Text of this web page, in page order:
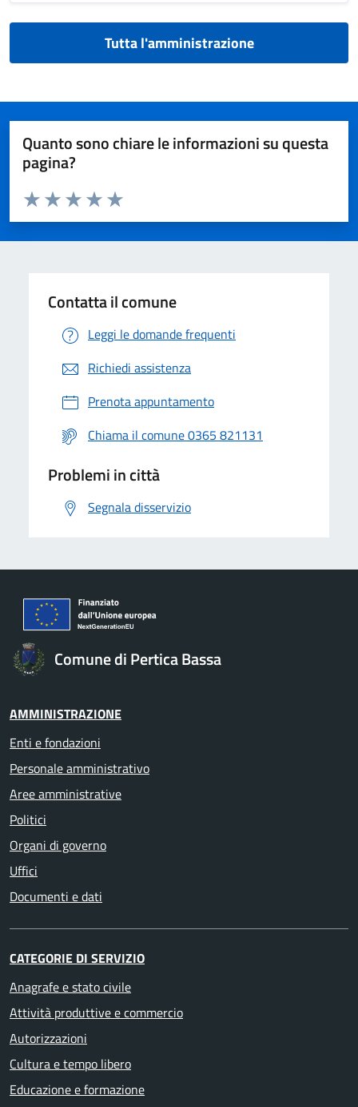
Tutta l'amministrazione
Quanto sono chiare le informazioni su questa
pagina?
Valuta da 1 a 5 stelle la pagina
Valuta 5 stelle su 5
Valuta 4 stelle su 5
Valuta 3 stelle su 5
Valuta 2 stelle su 5
Valuta 1 stelle su 5
Contatta il comune
Leggi le domande frequenti
Richiedi assistenza
Prenota appuntamento
Chiama il comune 0365 821131
Problemi in città
Segnala disservizio
Comune di Pertica Bassa
AMMINISTRAZIONE
Enti e fondazioni
Personale amministrativo
Aree amministrative
Politici
Organi di governo
Uffici
Documenti e dati
CATEGORIE DI SERVIZIO
Anagrafe e stato civile
Attività produttive e commercio
Autorizzazioni
Cultura e tempo libero
Educazione e formazione